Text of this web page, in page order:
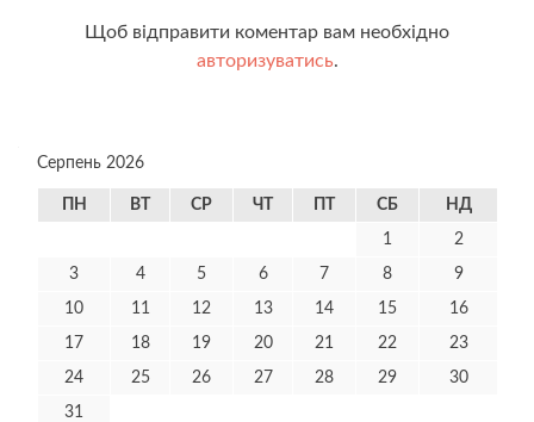
Щоб відправити коментар вам необхідно
авторизуватись.
Серпень 2026
ПН ВТ СР ЧТ СБ НД
1 2
3 4 5 6 7 8 9
10 11 12 13 14 15 16
17 18 19 20 21 22 23
24 25 26 27 28 29 30
31